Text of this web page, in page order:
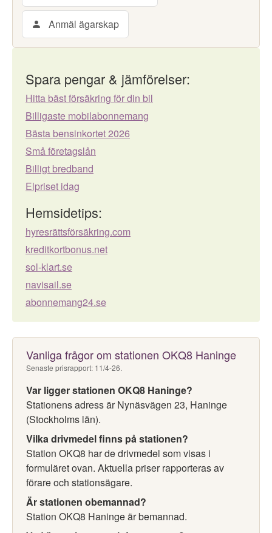
Anmäl ägarskap
Spara pengar & jämförelser:
Hitta bäst försäkring för din bil
Billigaste mobilabonnemang
Bästa bensinkortet 2026
Små företagslån
Billigt bredband
Elpriset idag
Hemsidetips:
hyresrättsförsäkring.com
kreditkortbonus.net
sol-klart.se
navisail.se
abonnemang24.se
Vanliga frågor om stationen OKQ8 Haninge
Senaste prisrapport: 11/4-26.
Var ligger stationen OKQ8 Haninge?
Stationens adress är Nynäsvägen 23, Haninge
(Stockholms län).
Vilka drivmedel finns på stationen?
Station OKQ8 har de drivmedel som visas i
formuläret ovan. Aktuella priser rapporteras av
förare och stationsägare.
Är stationen obemannad?
Station OKQ8 Haninge är bemannad.